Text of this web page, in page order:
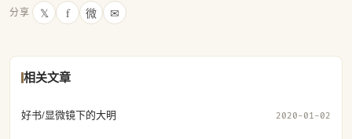
分享 𝕏 f 微 ✉
相关文章
好书/显微镜下的大明 2020-01-02